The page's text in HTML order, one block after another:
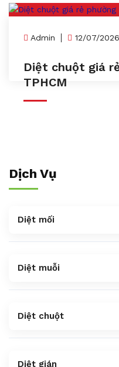
Admin 12/07/2026
Diệt chuột giá
TPHCM
Dịch Vụ
Diệt mối
Diệt muỗi
Diệt chuột
Diệt gián